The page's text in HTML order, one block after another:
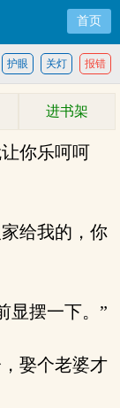
首页
报错
关灯
护眼
进书架
你乐呵呵
给我的，你
显摆一下。”
娶个老婆才